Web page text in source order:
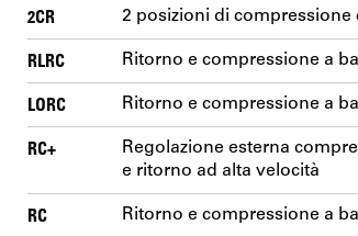
2CR 2 posizioni di compressione
RLRC Ritorno e compressione a
LORC Ritorno e compressione a
RC+
Regolazione esterna
e ritorno ad alta velocità
RC Ritorno e compressione a